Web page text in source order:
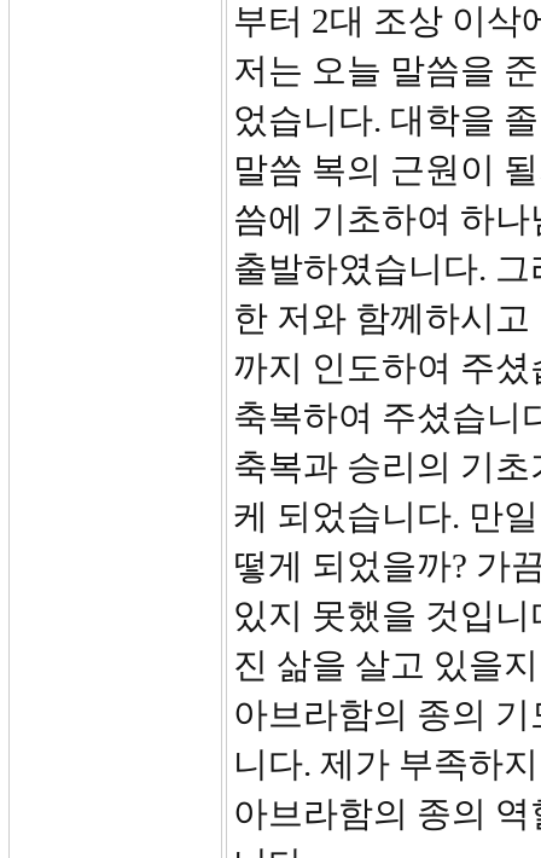
부터 2대 조상 이삭
저는 오늘 말씀을
었습니다. 대학을
말씀 복의 근원이
씀에 기초하여 하
출발하였습니다.
한 저와 함께하시
까지 인도하여 주
축복하여 주셨습니
축복과 승리의 기
케 되었습니다. 만
떻게 되었을까? 가
있지 못했을 것입
진 삶을 살고 있을
아브라함의 종의
니다. 제가 부족하
아브라함의 종의